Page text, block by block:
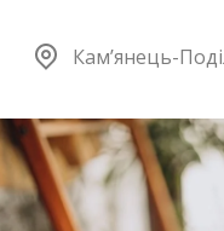
Кам’янець-